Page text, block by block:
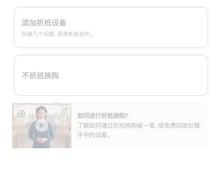
注
Apple
Trade
换
购
划：
添加折抵设备
回答几个问题，获得折抵估价。
不折抵换购
如何进行折抵换购？
了解如何通过折抵换购省一笔，或免费回收处理
手中的设备。
展